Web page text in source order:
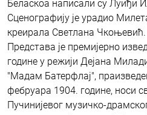
Беласкоа написали су Луиђи
Сценографију је урадио
креирала Светлана Чкоњевић.
Представа је премијерно
године у режији Дејана
"Мадам Батерфлај",
фебруара 1904. године, носи
Пучинијевог музичко-